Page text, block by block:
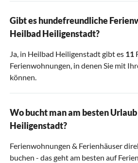
Gibt es hundefreundliche
Heilbad Heiligenstadt?
Ja, in Heilbad Heiligenstadt gibt es 11
Ferienwohnungen, in denen Sie mit
können.
Wo bucht man am besten
Heiligenstadt?
Ferienwohnungen & Ferienhäuser
buchen - das geht am besten auf